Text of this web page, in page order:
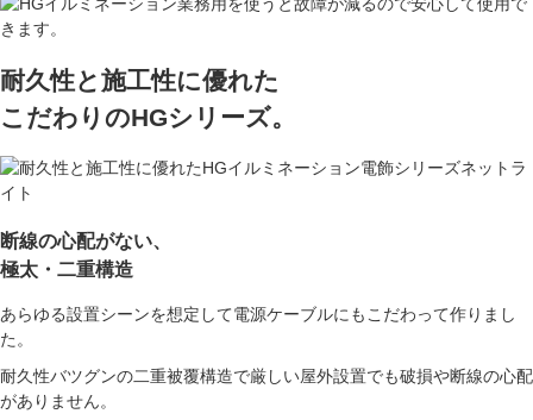
耐久性と施工性に優れた
こだわりのHGシリーズ。
断線の心配がない、
極太・二重構造
あらゆる設置シーンを想定して電源ケーブルにもこだわって作りまし
た。
耐久性バツグンの二重被覆構造で厳しい屋外設置でも破損や断線の心配
がありません。